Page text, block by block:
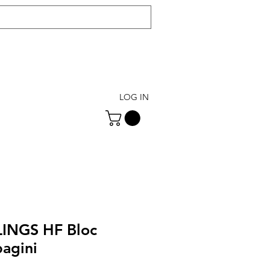
LOG IN
HF Bloc